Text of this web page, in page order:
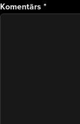
Komentārs *